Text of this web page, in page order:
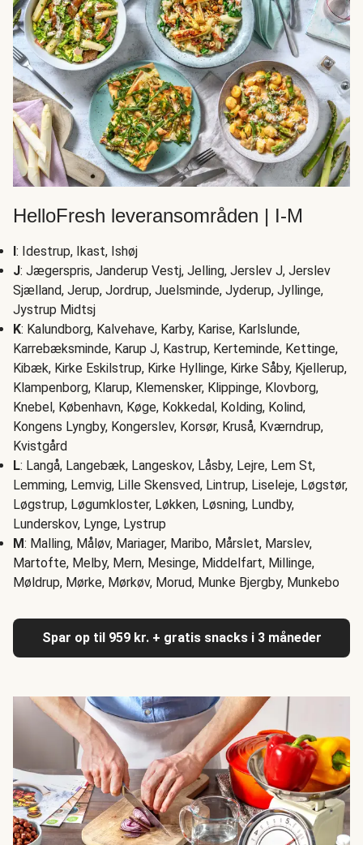
HelloFresh leveransområden | I-M
I: Idestrup, Ikast, Ishøj
J: Jægerspris, Janderup Vestj, Jelling, Jerslev J, Jerslev
Sjælland, Jerup, Jordrup, Juelsminde, Jyderup, Jyllinge,
Jystrup Midtsj
K: Kalundborg, Kalvehave, Karby, Karise, Karlslunde,
Karrebæksminde, Karup J, Kastrup, Kerteminde, Kettinge,
Kibæk, Kirke Eskilstrup, Kirke Hyllinge, Kirke Såby, Kjellerup,
Klampenborg, Klarup, Klemensker, Klippinge, Klovborg,
Knebel, København, Køge, Kokkedal, Kolding, Kolind,
Kongens Lyngby, Kongerslev, Korsør, Kruså, Kværndrup,
Kvistgård
L: Langå, Langebæk, Langeskov, Låsby, Lejre, Lem St,
Lemming, Lemvig, Lille Skensved, Lintrup, Liseleje, Løgstør,
Løgstrup, Løgumkloster, Løkken, Løsning, Lundby,
Lunderskov, Lynge, Lystrup
M: Malling, Måløv, Mariager, Maribo, Mårslet, Marslev,
Martofte, Melby, Mern, Mesinge, Middelfart, Millinge,
Møldrup, Mørke, Mørkøv, Morud, Munke Bjergby, Munkebo
Spar op til 959 kr. + gratis snacks i 3 måneder